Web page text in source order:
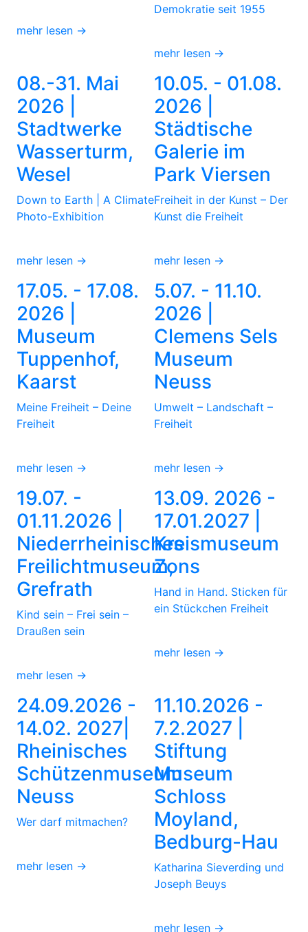
mehr lesen →
Demokratie seit 1955
mehr lesen →
08.-31. Mai
2026 |
Stadtwerke
Wasserturm,
Wesel
Down to Earth | A Climate
Photo-Exhibition
mehr lesen →
10.05. - 01.08.
2026 |
Städtische
Galerie im
Park Viersen
Freiheit in der Kunst – Der
Kunst die Freiheit
mehr lesen →
17.05. - 17.08.
2026 |
Museum
Tuppenhof,
Kaarst
Meine Freiheit – Deine
Freiheit
mehr lesen →
5.07. - 11.10.
2026 |
Clemens Sels
Museum
Neuss
Umwelt – Landschaft –
Freiheit
mehr lesen →
19.07. -
01.11.2026 |
Niederrheinisches
Freilichtmuseum,
Grefrath
Kind sein – Frei sein –
Draußen sein
mehr lesen →
13.09. 2026 -
17.01.2027 |
Kreismuseum
Zons
Hand in Hand. Sticken für
ein Stückchen Freiheit
mehr lesen →
24.09.2026 -
14.02. 2027|
Rheinisches
Schützenmuseum
Neuss
Wer darf mitmachen?
mehr lesen →
11.10.2026 -
7.2.2027 |
Stiftung
Museum
Schloss
Moyland,
Bedburg-Hau
Katharina Sieverding und
Joseph Beuys
mehr lesen →